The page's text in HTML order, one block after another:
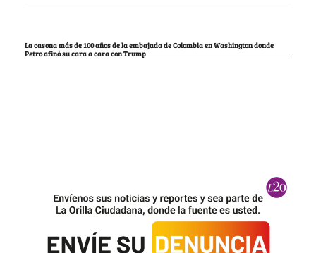
La casona más de 100 años de la embajada de Colombia en Washington donde
Petro afinó su cara a cara con Trump